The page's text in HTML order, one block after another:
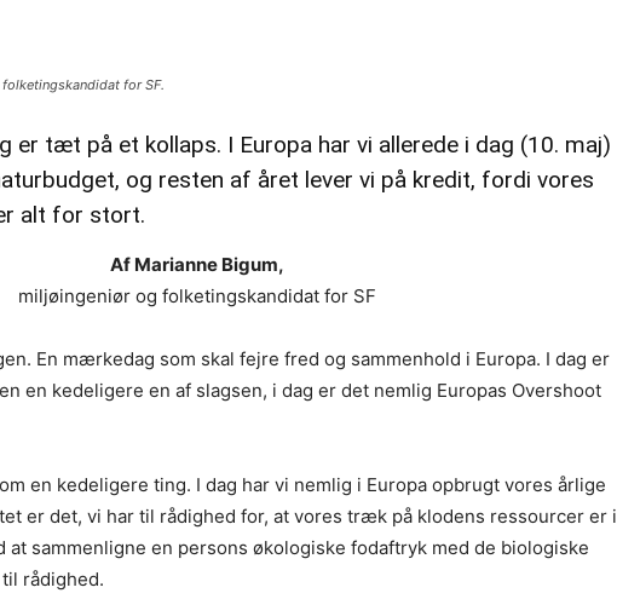
for SF.
er tæt på et kollaps. I Europa har vi allerede i dag (10. maj)
og resten af året lever vi på kredit, fordi vores
alt for stort.
Af Marianne Bigum,
miljøingeniør og folketingskandidat for SF
En mærkedag som skal fejre fred og sammenhold i Europa. I dag er
en kedeligere en af slagsen, i dag er det nemlig Europas Overshoot
en kedeligere ting. I dag har vi nemlig i Europa opbrugt vores årlige
er det, vi har til rådighed for, at vores træk på klodens ressourcer er i
at sammenligne en persons økologiske fodaftryk med de biologiske
rådighed.